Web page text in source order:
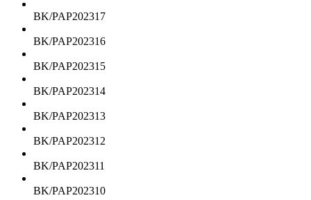
BK/PAP202317
BK/PAP202316
BK/PAP202315
BK/PAP202314
BK/PAP202313
BK/PAP202312
BK/PAP202311
BK/PAP202310